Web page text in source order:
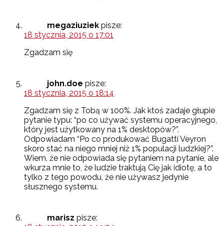
megaziuziek pisze:
18 stycznia, 2015 o 17:01
Zgadzam się
john.doe pisze:
18 stycznia, 2015 o 18:14
Zgadzam się z Tobą w 100%. Jak ktoś zadaje głupie
pytanie typu: “po co używać systemu operacyjnego,
który jest użytkowany na 1% desktopów?”.
Odpowiadam “Po co produkować Bugatti Veyron
skoro stać na niego mniej niż 1% populacji ludzkiej?”.
Wiem, że nie odpowiada się pytaniem na pytanie, ale
wkurza mnie to, że ludzie traktują Cię jak idiotę, a to
tylko z tego powodu, że nie używasz jedynie
słusznego systemu.
marisz pisze: